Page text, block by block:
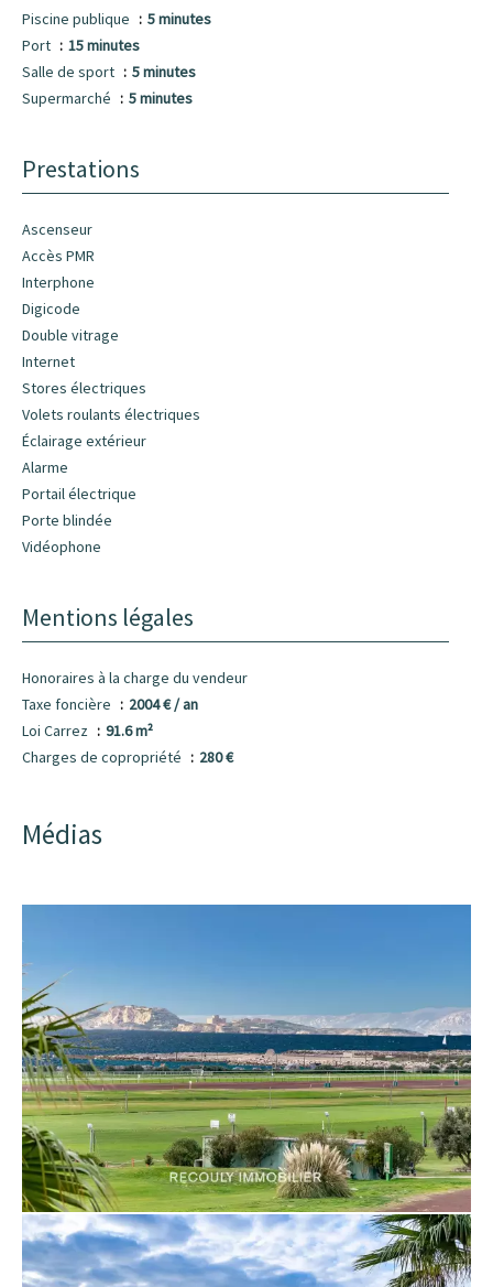
Piscine publique
5 minutes
Port
15 minutes
Salle de sport
5 minutes
Supermarché
5 minutes
Prestations
Ascenseur
Accès PMR
Interphone
Digicode
Double vitrage
Internet
Stores électriques
Volets roulants électriques
Éclairage extérieur
Alarme
Portail électrique
Porte blindée
Vidéophone
Mentions légales
Honoraires à la charge du vendeur
Taxe foncière
2004 € / an
Loi Carrez
91.6 m²
Charges de copropriété
280 €
Médias